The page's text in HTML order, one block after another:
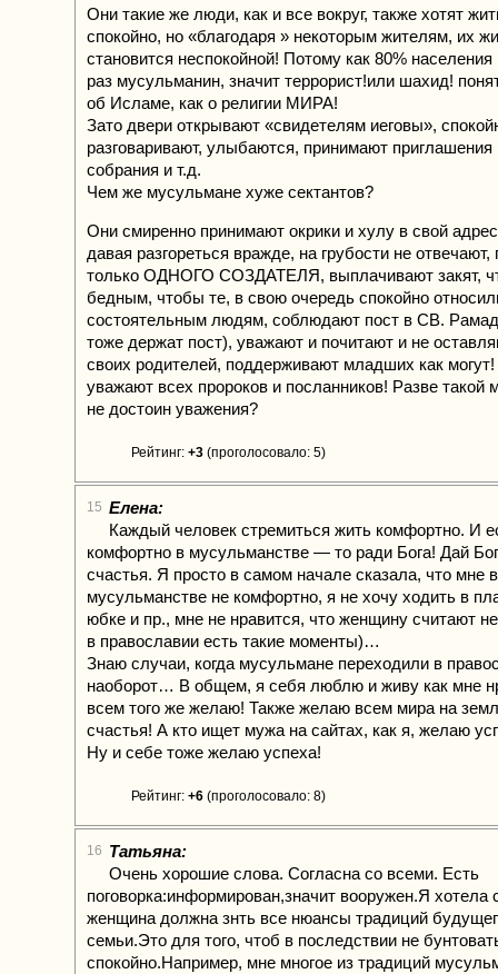
Они такие же люди, как и все вокруг, также хотят
спокойно, но «благодаря » некоторым жителям, их
становится неспокойной! Потому как 80%
раз мусульманин, значит террорист!или шахид!
об Исламе, как о религии МИРА!
Зато двери открывают «свидетелям иеговы»,
разговаривают, улыбаются, принимают
собрания и т.д.
Чем же мусульмане хуже сектантов?
Они смиренно принимают окрики и хулу в свой
давая разгореться вражде, на грубости не отвечают,
только ОДНОГО СОЗДАТЕЛЯ, выплачивают закят,
бедным, чтобы те, в свою очередь спокойно
состоятельным людям, соблюдают пост в СВ.
тоже держат пост), уважают и почитают и не
своих родителей, поддерживают младших как
уважают всех пророков и посланников! Разве такой
не достоин уважения?
Рейтинг: +3 (проголосовало: 5)
15 Елена:
Каждый человек стремиться жить комфортно. И
комфортно в мусульманстве — то ради Бога! Дай
счастья. Я просто в самом начале сказала, что мне в
мусульманстве не комфортно, я не хочу ходить в
юбке и пр., мне не нравится, что женщину считают
в православии есть такие моменты)…
Знаю случаи, когда мусульмане переходили в
наоборот… В общем, я себя люблю и живу как мне
всем того же желаю! Также желаю всем мира на
счастья! А кто ищет мужа на сайтах, как я, желаю
Ну и себе тоже желаю успеха!
Рейтинг: +6 (проголосовало: 8)
16 Татьяна:
Очень хорошие слова. Согласна со всеми. Есть
поговорка:информирован,значит вооружен.Я хотела
женщина должна знть все нюансы традиций
семьи.Это для того, чтоб в последствии не
спокойно.Например, мне многое из традиций